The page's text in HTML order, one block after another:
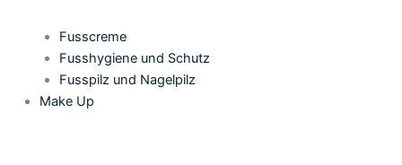
Fusscreme
Fusshygiene und Schutz
Fusspilz und Nagelpilz
Make Up